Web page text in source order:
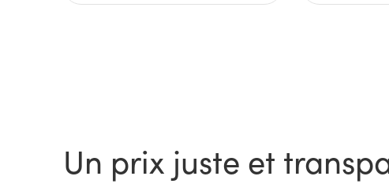
Un prix juste et